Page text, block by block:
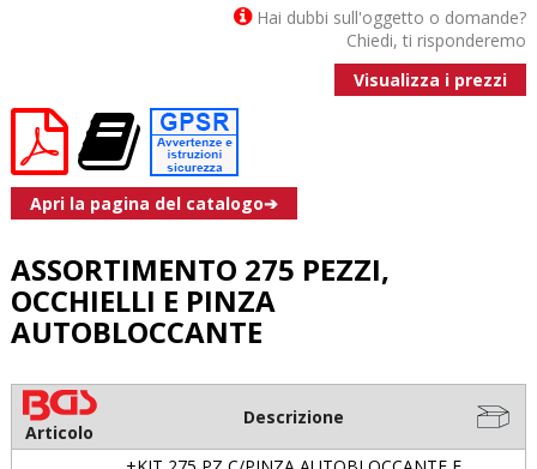
Hai dubbi sull'oggetto o domande?
Chiedi, ti risponderemo
Visualizza i prezzi
Apri la pagina del catalogo➔
ASSORTIMENTO 275 PEZZI,
OCCHIELLI E PINZA
AUTOBLOCCANTE
Articolo
Descrizione